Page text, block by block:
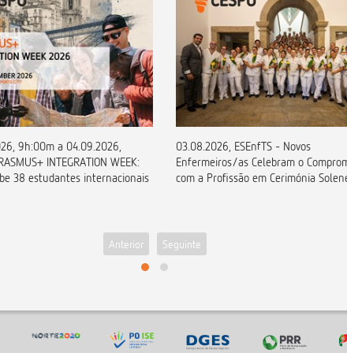
03.08.2026, ESEnfTS - Novos
Enfermeiros/as Celebram o Compromisso
com a Profissão em Cerimónia Solene
31.07.2026, CESPU
atribuição de duas
Anterior Seguinte